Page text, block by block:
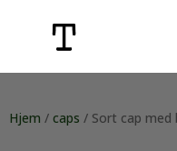
Hjem / caps / Sort cap med